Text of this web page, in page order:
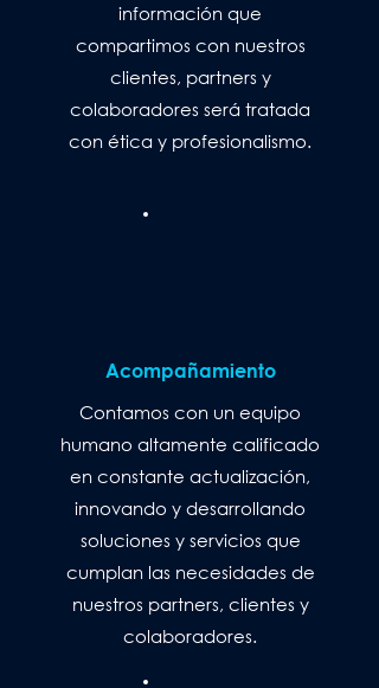
información que
compartimos con nuestros
clientes, partners y
colaboradores será tratada
con ética y profesionalismo.
Acompañamiento
Contamos con un equipo
humano altamente calificado
en constante actualización,
innovando y desarrollando
soluciones y servicios que
cumplan las necesidades de
nuestros partners, clientes y
colaboradores.